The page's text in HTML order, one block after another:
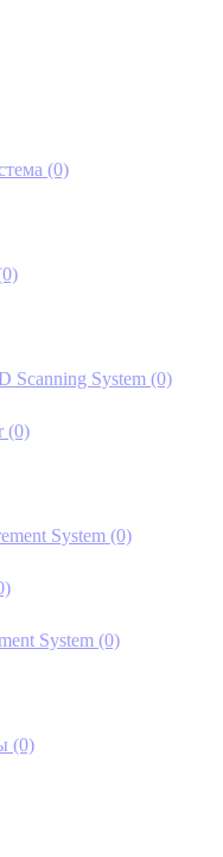
(0)
Scanning System (0)
(0)
System (0)
System (0)
(0)